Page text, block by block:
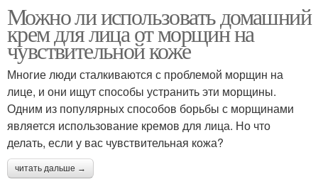
Можно ли использовать домашний
крем для лица от морщин на
чувствительной коже
Многие люди сталкиваются с проблемой морщин на
лице, и они ищут способы устранить эти морщины.
Одним из популярных способов борьбы с морщинами
является использование кремов для лица. Но что
делать, если у вас чувствительная кожа?
читать дальше →